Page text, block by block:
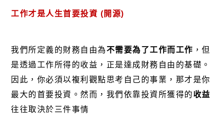
工作才是人生首要投資 (開源)
我們所定義的財務自由為不需要為了工作而工作 ，但
是透過工作所得的收益，正是達成財務自由的基礎。
因此，你必須以複利觀點思考自己的事業，那才是你
最大的首要投資。然而，我們依靠投資所獲得的 收益
往往取決於三件事情